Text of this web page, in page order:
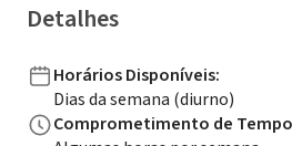
Detalhes
Horários Disponíveis:
Dias da semana (diurno)
Comprometimento de Tempo